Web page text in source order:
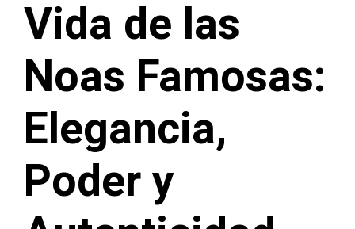
Vida de las
Noas Famosas:
Elegancia,
Poder y